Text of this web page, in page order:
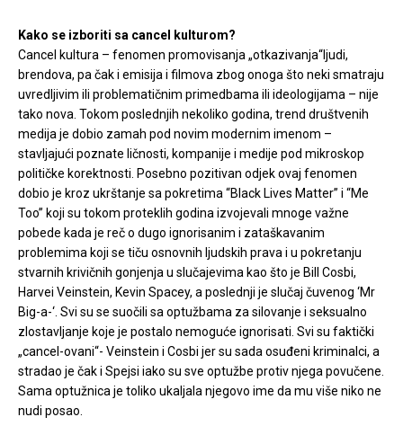
Kako se izboriti sa cancel kulturom?
Cancel kultura – fenomen promovisanja „otkazivanja“ljudi,
brendova, pa čak i emisija i filmova zbog onoga što neki smatraju
uvredljivim ili problematičnim primedbama ili ideologijama – nije
tako nova. Tokom poslednjih nekoliko godina, trend društvenih
medija je dobio zamah pod novim modernim imenom –
stavljajući poznate ličnosti, kompanije i medije pod mikroskop
političke korektnosti. Posebno pozitivan odjek ovaj fenomen
dobio je kroz ukrštanje sa pokretima “Black Lives Matter” i “Me
Too” koji su tokom proteklih godina izvojevali mnoge važne
pobede kada je reč o dugo ignorisanim i zataškavanim
problemima koji se tiču osnovnih ljudskih prava i u pokretanju
stvarnih krivičnih gonjenja u slučajevima kao što je Bill Cosbi,
Harvei Veinstein, Kevin Spacey, a poslednji je slučaj čuvenog ‘Mr
Big-a-‘. Svi su se suočili sa optužbama za silovanje i seksualno
zlostavljanje koje je postalo nemoguće ignorisati. Svi su faktički
„cancel-ovani“- Veinstein i Cosbi jer su sada osuđeni kriminalci, a
stradao je čak i Spejsi iako su sve optužbe protiv njega povučene.
Sama optužnica je toliko ukaljala njegovo ime da mu više niko ne
nudi posao.